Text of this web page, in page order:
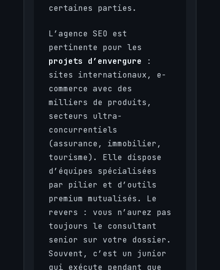
certaines parties.
L’agence SEO est
pertinente pour les
projets d’envergure :
sites internationaux, e-
commerce avec des
milliers de produits,
secteurs ultra-
concurrentiels
(assurance, immobilier,
tourisme). Elle dispose
d’équipes spécialisées
par pilier et d’outils
premium mutualisés. Le
revers : vous n’aurez pas
toujours le consultant
senior sur votre dossier.
Souvent, c’est un junior
qui exécute pendant que